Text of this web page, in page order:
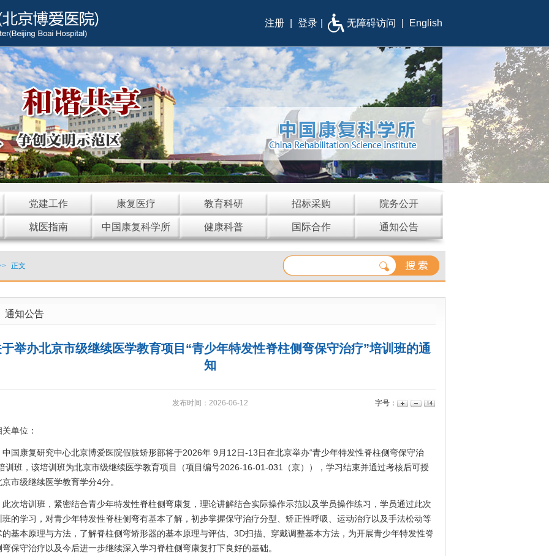
注册 登录 无障碍访问 English
党建工作 康复医疗 教育科研 招标采购 院务公开
就医指南 中国康复科学所 健康科普 国际合作 通知公告
正文
通知公告
举办北京市级继续医学教育项目“青少年特发性脊柱侧弯保守治疗”培训班的通
知
发布时间：2026-06-12 字号：
单位：
中国康复研究中心北京博爱医院假肢矫形部将于2026年 9月12日-13日在北京举办“青少年特发性脊柱侧弯保守治
训班，该培训班为北京市级继续医学教育项目（项目编号2026-16-01-031（京）），学习结束并通过考核后可授
市级继续医学教育学分4分。
此次培训班，紧密结合青少年特发性脊柱侧弯康复，理论讲解结合实际操作示范以及学员操作练习，学员通过此次
班的学习，对青少年特发性脊柱侧弯有基本了解，初步掌握保守治疗分型、矫正性呼吸、运动治疗以及手法松动等
的基本原理与方法，了解脊柱侧弯矫形器的基本原理与评估、3D扫描、穿戴调整基本方法，为开展青少年特发性脊
弯保守治疗以及今后进一步继续深入学习脊柱侧弯康复打下良好的基础。